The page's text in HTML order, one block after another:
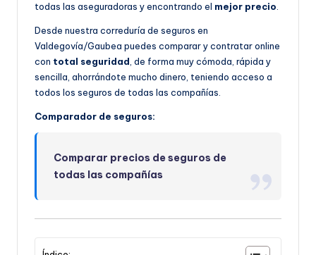
todas las aseguradoras y encontrando el mejor precio.
Desde nuestra correduría de seguros en
Valdegovía/Gaubea puedes comparar y contratar online
con total seguridad, de forma muy cómoda, rápida y
sencilla, ahorrándote mucho dinero, teniendo acceso a
todos los seguros de todas las compañías.
Comparador de seguros:
Comparar precios de seguros de
todas las compañías